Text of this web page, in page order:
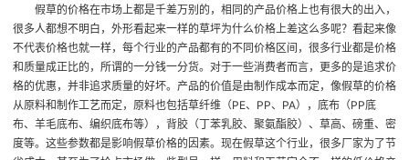
假草的价格在市场上都是千差万别的，相同的产品价格上也有很大的出入，
很多人都想不明白，外形看起来一样的草坪为什么价格上差这么多呢？看起来像
不代表价格也就一样，每个行业的产品都有的不同价格区间，很多行业都是价格
和质量成正比的，所谓的一分钱一分货。对于一些消费者而言，更多的是追求价
格的优惠，并非追求质量的好坏。产品的价值是由制作成本而定，像假草的价格
从原料和制作工艺而定，原料也包括草纤维（PE、PP、PA），底布（PP底
布、羊毛底布、编织底布等），背胶（丁苯乳胶、聚氨酯胶）、草高、磅重、密
度等。这些参数都是影响假草价格的因素。现在假草这个行业，很多厂家为了节